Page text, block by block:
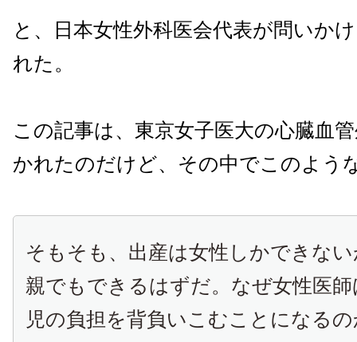
と、日本女性外科医会代表が問いか
れた。
この記事は、東京女子医大の心臓血
かれたのだけど、その中でこのよう
そもそも、出産は女性しかできな
親でもできるはずだ。なぜ女性医
児の負担を背負いこむことになる